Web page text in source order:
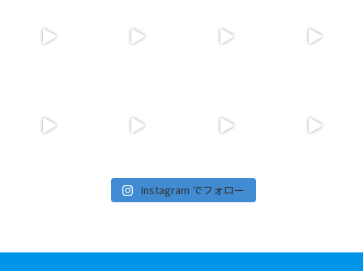
Instagram でフォロー